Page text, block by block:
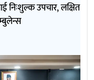
निःशुल्क उपचार, लक्षित